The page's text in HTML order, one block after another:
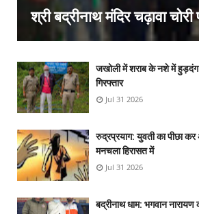
श्री बद्रीनाथ मंदिर चढ़ावा
जखोली में शराब के नशे में
गिरफ्तार
Jul 31 2026
रुद्रप्रयाग: युवती का पीछा कर
मनचला हिरासत में
Jul 31 2026
बद्रीनाथ धाम: भगवान नारायण